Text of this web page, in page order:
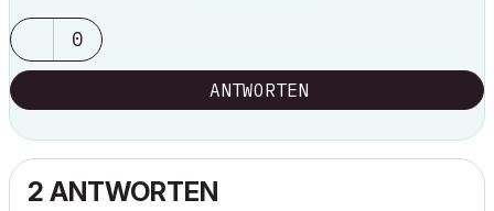
0
ANTWORTEN
2 ANTWORTEN